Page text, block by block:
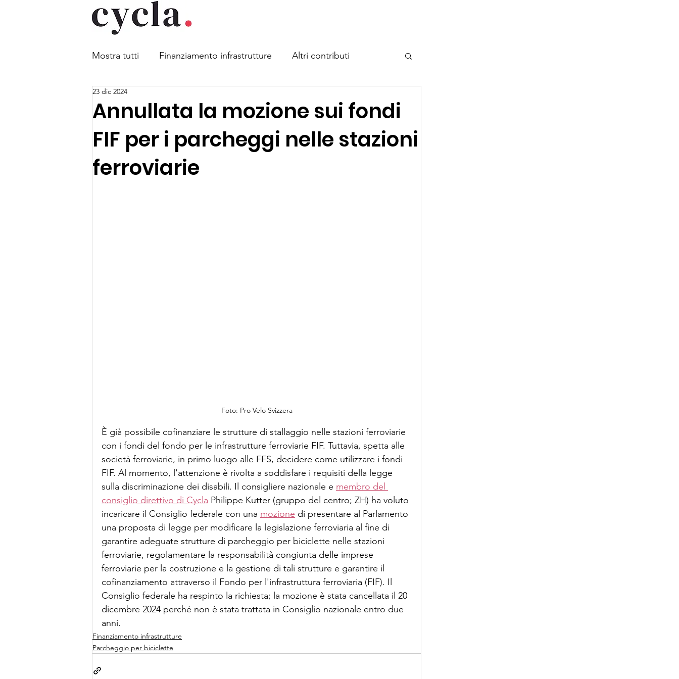
Mostra tutti Finanziamento infrastrutture Altri contributi
Mobilità combinata
Sicurezza stradale Parcheggio per biciclette
Obbligo di indossare il casco
Annullata la mozione sui fondi
FIF per i parcheggi nelle stazioni
ferroviarie
23 dic 2024
Foto: Pro Velo Svizzera
È già possibile cofinanziare le strutture di stallaggio nelle stazioni ferroviarie
con i fondi del fondo per le infrastrutture ferroviarie FIF. Tuttavia, spetta alle
società ferroviarie, in primo luogo alle FFS, decidere come utilizzare i fondi
FIF. Al momento, l'attenzione è rivolta a soddisfare i requisiti della legge
sulla discriminazione dei disabili. Il consigliere nazionale e membro del
consiglio direttivo di Cycla Philippe Kutter (gruppo del centro; ZH) ha voluto
incaricare il Consiglio federale con una mozione di presentare al Parlamento
una proposta di legge per modificare la legislazione ferroviaria al fine di
garantire adeguate strutture di parcheggio per biciclette nelle stazioni
ferroviarie, regolamentare la responsabilità congiunta delle imprese
ferroviarie per la costruzione e la gestione di tali strutture e garantire il
cofinanziamento attraverso il Fondo per l'infrastruttura ferroviaria (FIF). Il
Consiglio federale ha respinto la richiesta; la mozione è stata cancellata il 20
dicembre 2024 perché non è stata trattata in Consiglio nazionale entro due
anni.
Finanziamento infrastrutture
Parcheggio per biciclette